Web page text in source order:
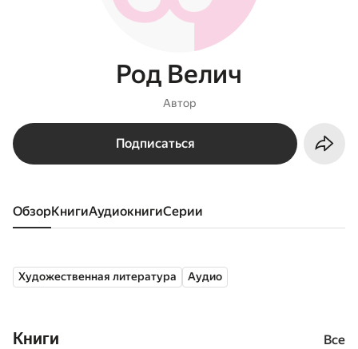
Род Велич
Автор
Подписаться
Обзор книги аудиокниги серии
Художественная литература Аудио
Книги Все